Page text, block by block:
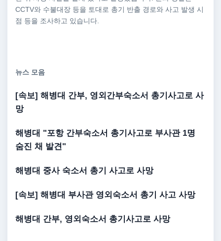
CCTV와 수불대장 등을 토대로 총기 반출 경로와 사고 발생 시
점 등을 조사하고 있습니다.
뉴스 모음
[속보] 해병대 간부, 영외 간부숙소서 총기사고로 사
망
해병대 "포항 간부숙소서 총기사고로 부사관 1명
숨진 채 발견"
해병대 중사 숙소서 총기 사고로 사망
[속보] 해병대 부사관 영외숙소서 총기 사고 사망
해병대 간부, 영외숙소서 총기사고로 사망